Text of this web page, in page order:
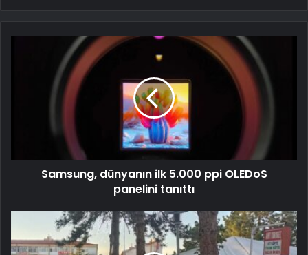
Samsung, dünyanın ilk 5.000 ppi OLEDoS
panelini tanıttı